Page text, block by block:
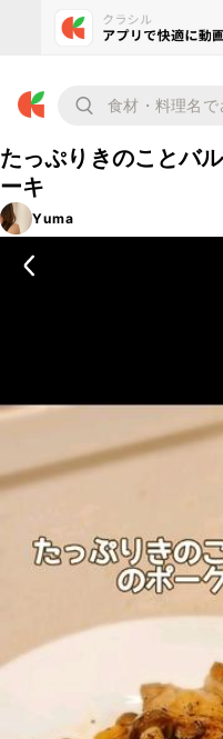
たっぷりきのことバ
ーキ
Yuma